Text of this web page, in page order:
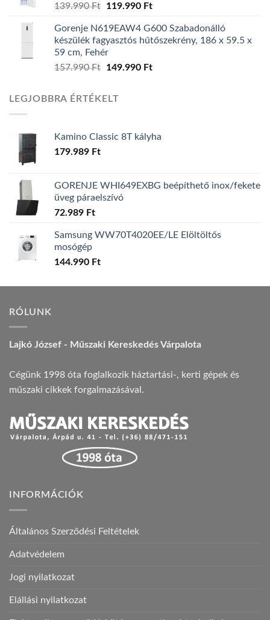
139.990Ft
Original
was:
139.990 Ft.
119.990 FtCurrent
is:
119.990 Ft.
Gorenje N619EAW4 G600 Szabadonálló
készülék fagyasztós hűtőszekrény, 186 x 59.5 x
59 cm, Fehér
157.990Ft
Original
157.990 Ft.
149.990 FtCurrent
LEGJOBBRA ÉRTÉKELT
Kamino Classic 8T kályha
179.989 Ft
GORENJE WHI649EXBG beépíthető inox/fekete
üveg páraelszívó
72.989 Ft
Samsung WW70T4020EE/LE Elöltöltős
mosógép
144.990 Ft
RÓLUNK
Lajkó József - Műszaki Kereskedés Várpalota
Cégünk 1998 óta foglalkozik háztartási-, kerti gépek és
műszaki cikkek forgalmazásával.
INFORMÁCIÓK
Általános Szerződési Feltételek
Adatvédelem
Jogi nyilatkozat
Elállási nyilatkozat